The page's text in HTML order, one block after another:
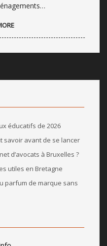
éducatifs de 2026
savoir avant de se lancer
d’avocats à Bruxelles ?
utiles en Bretagne
parfum de marque sans